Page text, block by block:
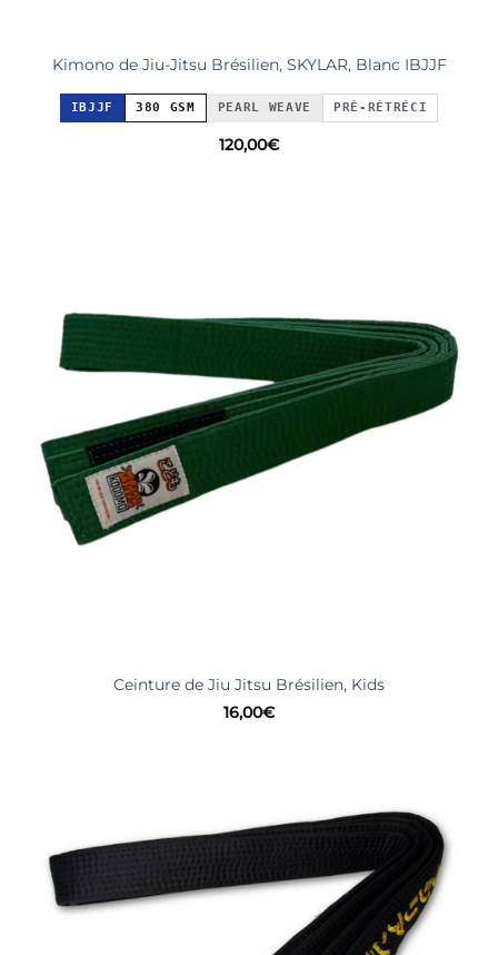
Kimono de Jiu-Jitsu Brésilien, SKYLAR, Blanc IBJJF
IBJJF 380 GSM PEARL WEAVE PRÉ-RÉTRÉCI
120,00€
Ceinture de Jiu Jitsu Brésilien, Kids
16,00€